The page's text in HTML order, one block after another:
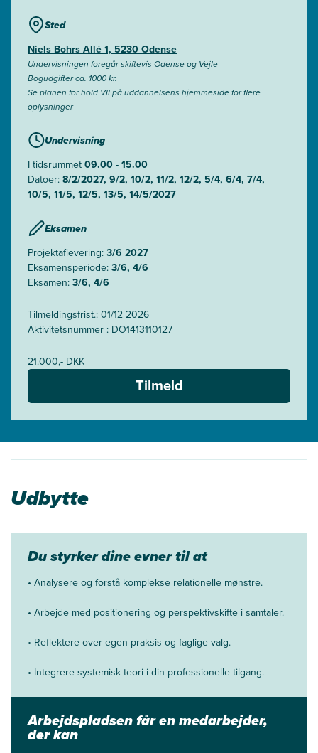
Sted
Niels Bohrs Allé 1, 5230 Odense
Undervisningen foregår skiftevis Odense og Vejle
Bogudgifter ca. 1000 kr.
Se planen for hold VII på uddannelsens hjemmeside for flere
oplysninger
Undervisning
I tidsrummet09.00 - 15.00
Datoer:8/2/2027, 9/2, 10/2, 11/2, 12/2, 5/4, 6/4, 7/4,
10/5, 11/5, 12/5, 13/5, 14/5/2027
Eksamen
Projektaflevering:3/6 2027
Eksamensperiode:3/6, 4/6
Eksamen:3/6, 4/6
Tilmeldingsfrist.: 01/12 2026
Aktivitetsnummer : DO1413110127
21.000,- DKK
Tilmeld
Udbytte
Du styrker dine evner til at
• Analysere og forstå komplekse relationelle mønstre.
• Arbejde med positionering og perspektivskifte i samtaler.
• Reflektere over egen praksis og faglige valg.
• Integrere systemisk teori i din professionelle tilgang.
Arbejdspladsen får en medarbejder,
der kan